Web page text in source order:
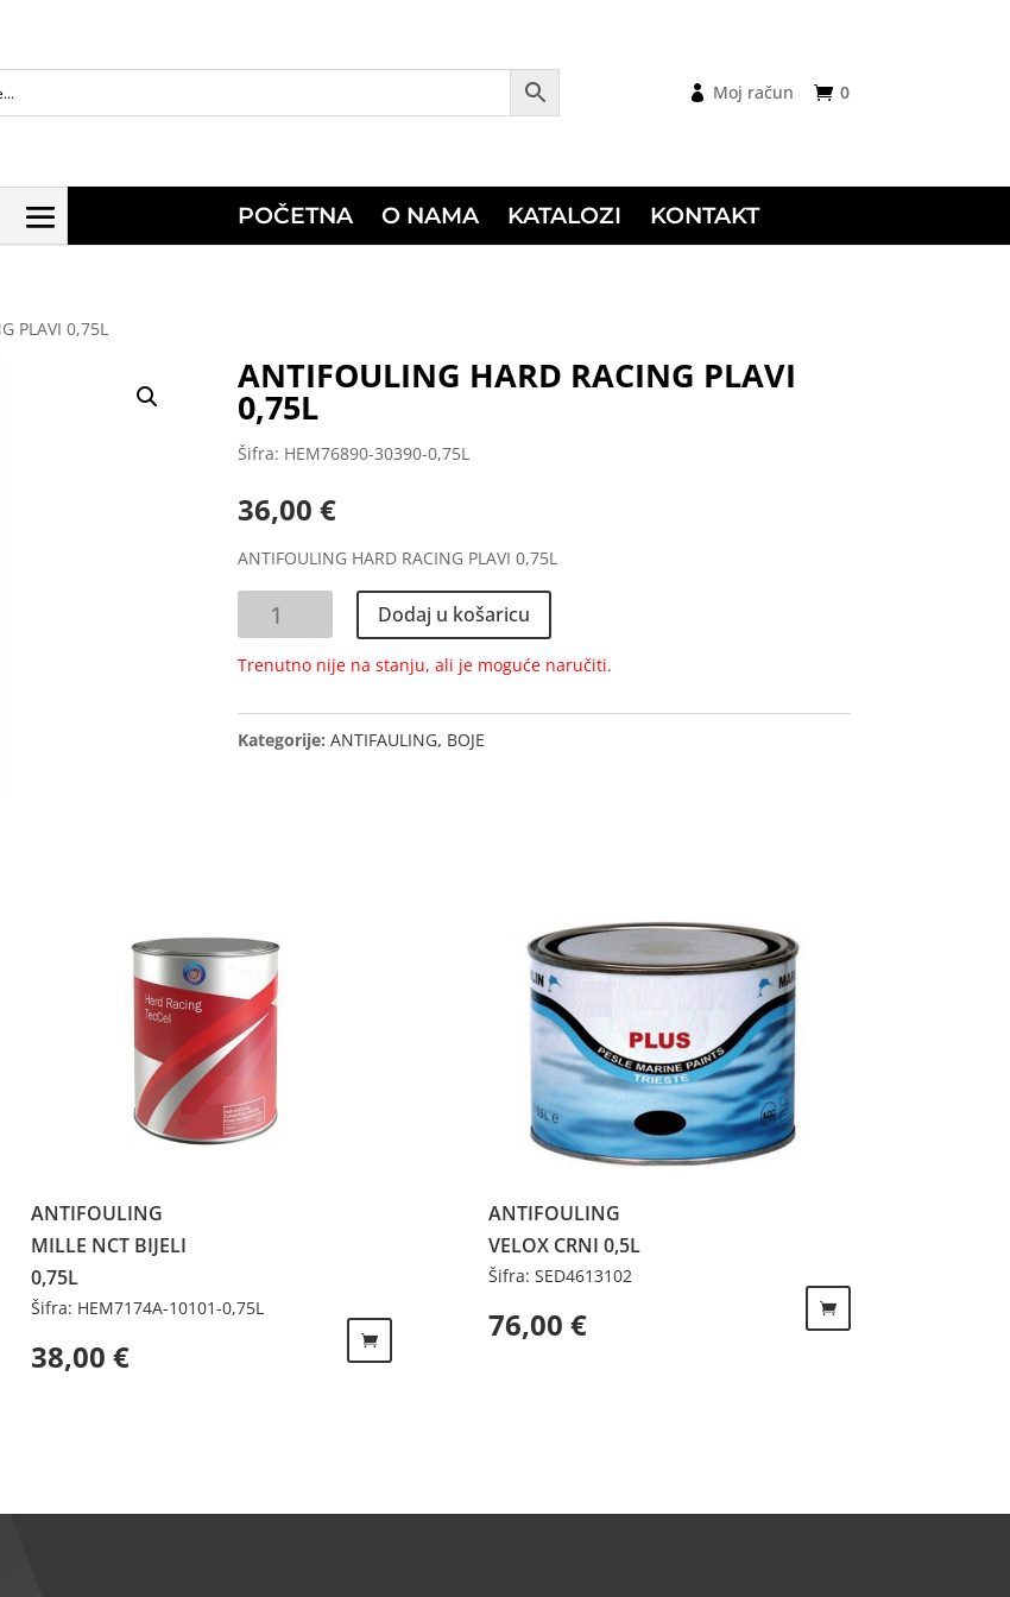
0
Moj račun
POČETNA O NAMA KATALOZI KONTAKT
PLAVI 0,75L
ANTIFOULING HARD RACING PLAVI
0,75L
Šifra: HEM76890-30390-0,75L
36,00 €
ANTIFOULING HARD RACING PLAVI 0,75L
ANTIFOULING
HARD
RACING
0,75L
količina
Dodaj u košaricu
Trenutno nije na stanju, ali je moguće naručiti.
Kategorije: ANTIFAULING, BOJE
ANTIFOULING
MILLE NCT BIJELI
0,75L
Šifra: HEM7174A-10101-0,75L
38,00 €
ANTIFOULING
VELOX CRNI 0,5L
Šifra: SED4613102
76,00 €